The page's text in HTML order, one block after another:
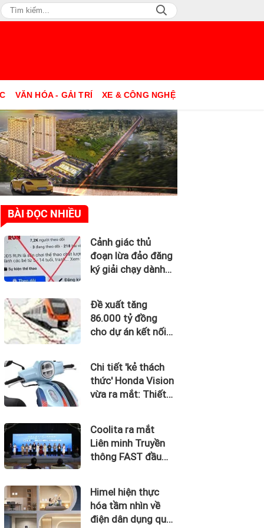
VĂN HÓA - GẢI TRÍ XE & CÔNG NGHỆ
BÀI ĐỌC NHIỀU
Cảnh giác thủ
đoạn lừa đảo đăng
ký giải chạy dành
Đề xuất tăng
86.000 tỷ đồng
cho dự án kết nối
hùng quan Tây
Bắc”
Chi tiết 'kẻ thách
thức' Honda Vision
vừa ra mắt: Thiết
triệu đồng
Coolita ra mắt
Liên minh Truyền
thông FAST đầu
truyền hình hàng
đầu
Himel hiện thực
hóa tầm nhìn về
điện dân dụng qua